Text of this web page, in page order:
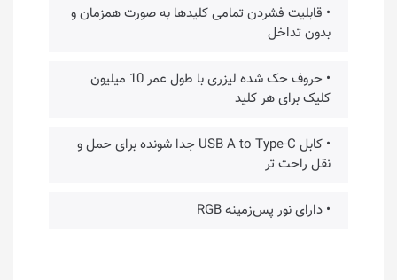
• قابلیت فشردن تمامی کلیدها به صورت همزمان و
بدون تداخل
• حروف حک شده لیزری با طول عمر 10 میلیون
کلیک برای هر کلید
• کابل USB A to Type-C جدا شونده برای حمل و
نقل راحت تر
• دارای نور پس‌زمینه RGB